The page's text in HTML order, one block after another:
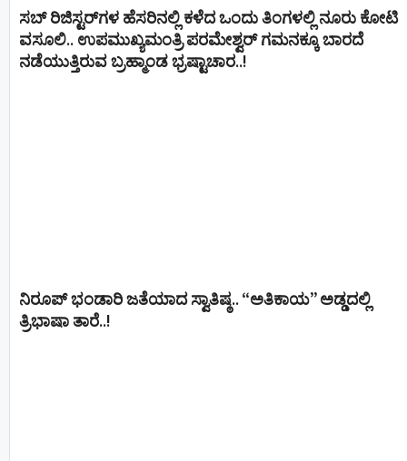
ಸಬ್ ರಿಜಿಸ್ಟರ್​ಗಳ ಹೆಸರಿನಲ್ಲಿ ಕಳೆದ ಒಂದು ತಿಂಗಳಲ್ಲಿ ನೂರು ಕೋಟಿ
ವಸೂಲಿ.. ಉಪಮುಖ್ಯಮಂತ್ರಿ ಪರಮೇಶ್ವರ್​ ಗಮನಕ್ಕೂ ಬಾರದೆ
ನಡೆಯುತ್ತಿರುವ ಬ್ರಹ್ಮಾಂಡ ಭ್ರಷ್ಟಾಚಾರ..!
ನಿರೂಪ್ ಭಂಡಾರಿ ಜತೆಯಾದ ಸ್ವಾತಿಷ್ಠ.. “ಅತಿಕಾಯ” ಅಡ್ಡದಲ್ಲಿ
ತ್ರಿಭಾಷಾ ತಾರೆ..!